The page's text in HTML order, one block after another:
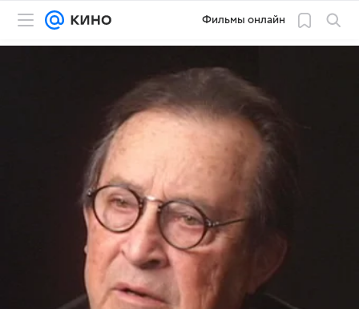
Фильмы онлайн